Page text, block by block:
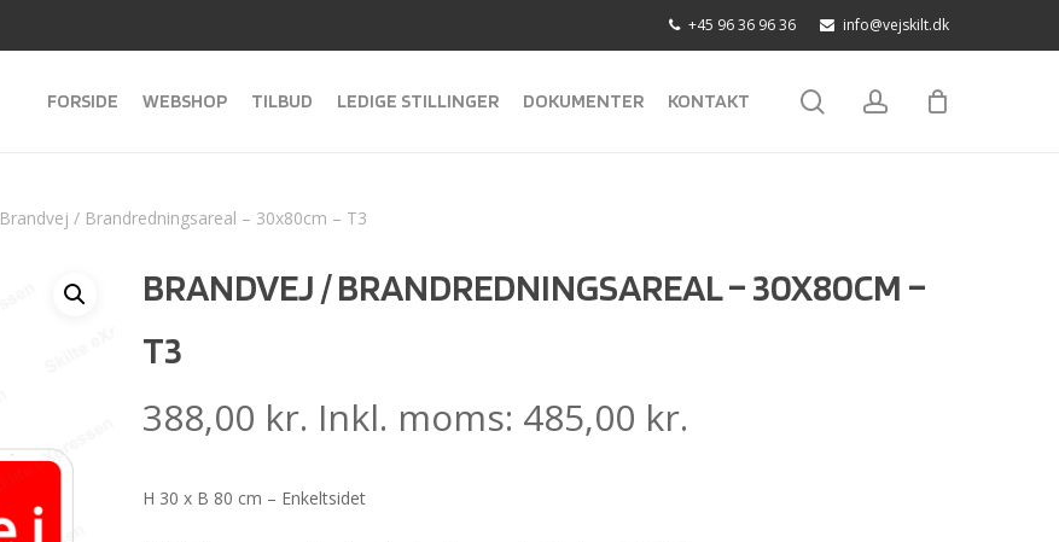
+45 96 36 96 36 info@vejskilt.dk
FORSIDE WEBSHOP TILBUD LEDIGE STILLINGER DOKUMENTER KONTAKT searchaccount
Brandvej / Brandredningsareal – 30x80cm – T3
BRANDVEJ / BRANDREDNINGSAREAL – 30X80CM –
T3
388,00 kr. Inkl. moms: 485,00 kr.
H 30 x B 80 cm – Enkeltsidet